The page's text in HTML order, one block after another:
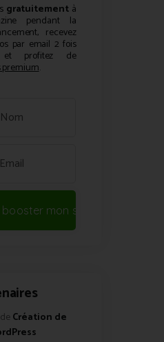
gratuitementà
pendant la
recevez
par email 2 fois
profitez de
.
mon site !
Création de